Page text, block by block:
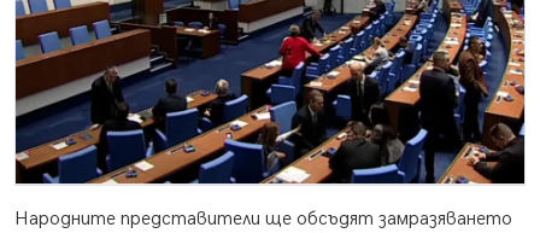
Народните представители ще обсъдят замразяването